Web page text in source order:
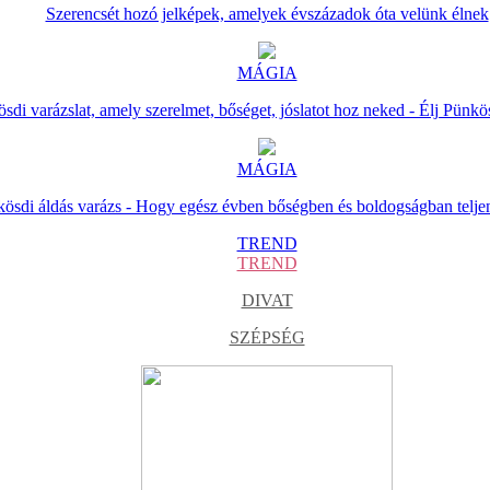
Szerencsét hozó jelképek, amelyek évszázadok óta velünk élnek
MÁGIA
varázslat, amely szerelmet, bőséget, jóslatot hoz neked - Élj
MÁGIA
áldás varázs - Hogy egész évben bőségben és boldogságban
TREND
TREND
DIVAT
SZÉPSÉG